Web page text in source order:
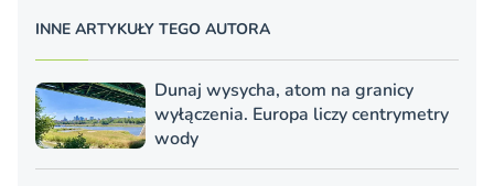
INNE ARTYKUŁY TEGO AUTORA
Dunaj wysycha, atom na granicy
wyłączenia. Europa liczy centrymetry
wody